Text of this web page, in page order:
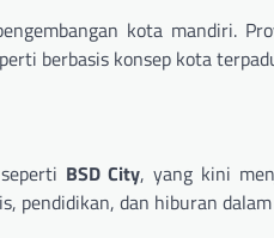
kota mandiri.
berbasis konsep kota
BSD City, yang kini
pendidikan, dan hiburan